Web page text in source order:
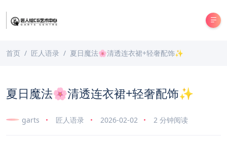
首页 匠人语录 夏日魔法🌸清透连衣裙+轻奢配饰✨
夏日魔法🌸清透连衣裙+轻奢配饰✨
garts 匠人语录 2026-02-02 2 分钟阅读